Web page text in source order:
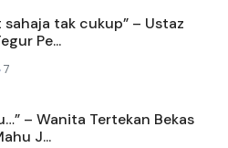
tak cukup” – Ustaz
Pe...
7
– Wanita Tertekan Bekas
J...